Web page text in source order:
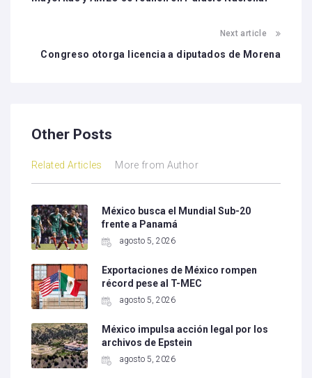
Next article
Congreso otorga licencia a diputados de Morena
Other Posts
Related Articles More from Author
México busca el Mundial Sub-20
frente a Panamá
agosto 5, 2026
Exportaciones de México rompen
récord pese al T-MEC
agosto 5, 2026
México impulsa acción legal por los
archivos de Epstein
agosto 5, 2026